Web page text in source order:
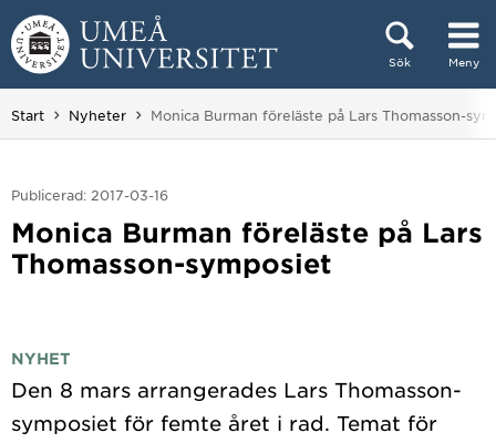
Hoppa direkt till innehållet
Sök Meny
Huvudmenyn dold.
Start Nyheter Du är här:
Monica Burman föreläste på Lars Thomasson-
Publicerad: 2017-03-16
Monica Burman föreläste på Lars
Thomasson-symposiet
NYHET
Den 8 mars arrangerades Lars Thomasson-
symposiet för femte året i rad. Temat för